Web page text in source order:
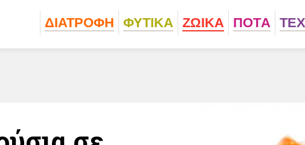
ΔΙΑΤΡΟΦΗ ΦΥΤΙΚA ΖΩΙΚA ΠΟΤA